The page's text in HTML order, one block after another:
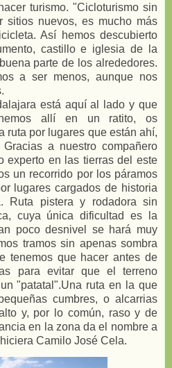
turismo. "Cicloturismo sin
sitios nuevos, es mucho más
Así hemos descubierto
castillo e iglesia de la
parte de los alrededores.
a ser menos, aunque nos
está aquí al lado y que
allí en un ratito, os
ruta por lugares que están ahí,
a nuestro compañero
experto en las tierras del este
un recorrido por los páramos
lugares cargados de historia
Ruta pistera y rodadora sin
cuya única dificultad es la
poco desnivel se hará muy
tramos sin apenas sombra
tenemos que hacer antes de
para evitar que el terreno
"patatal".Una ruta en la que
cumbres, o alcarrias
y, por lo común, raso y de
en la zona da el nombre a
Camilo José Cela.